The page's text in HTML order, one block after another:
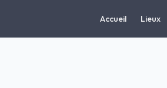
Accueil Lieux